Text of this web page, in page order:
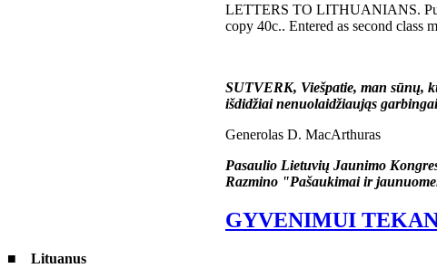
LETTERS TO LITHUANIANS.
copy 40c.. Entered as second class
SUTVERK, Viešpatie, man sūnų,
išdidžiai nenuolaidžiaująs
Generolas D. MacArthuras
Pasaulio Lietuvių Jaunimo
Razmino "Pašaukimai ir
GYVENIMUI
■ Lituanus